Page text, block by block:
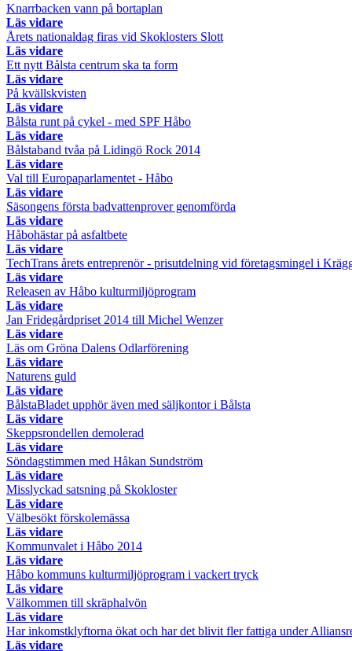
Knarrbacken vann på bortaplan
Läs vidare
Årets nationaldag firas vid Skoklosters Slott
Läs vidare
Ett nytt Bålsta centrum ska ta form
Läs vidare
På kvällskvisten
Läs vidare
Bålsta runt på cykel - med SPF Håbo
Läs vidare
Bålstaband tvåa på Lidingö Rock 2014
Läs vidare
Val till Europaparlamentet - Håbo
Läs vidare
Säsongens första badvattenprover genomförda
Läs vidare
Håbohästar på asfaltbete
Läs vidare
TechTrans årets entreprenör - prisutdelning vid företagsmingel i
Läs vidare
Releasen av Håbo kulturmiljöprogram
Läs vidare
Jan Fridegårdpriset 2014 till Michel Wenzer
Läs vidare
Läs om Gröna Dalens Odlarförening
Läs vidare
Naturens guld
Läs vidare
BålstaBladet upphör även med säljkontor i Bålsta
Läs vidare
Skeppsrondellen demolerad
Läs vidare
Söndagstimmen med Håkan Sundström
Läs vidare
Misslyckad satsning på Skokloster
Läs vidare
Välbesökt förskolemässa
Läs vidare
Kommunvalet i Håbo 2014
Läs vidare
Håbo kommuns kulturmiljöprogram i vackert tryck
Läs vidare
Välkommen till skräphalvön
Läs vidare
Har inkomstklyftorna ökat och har det blivit fler fattiga under
Läs vidare